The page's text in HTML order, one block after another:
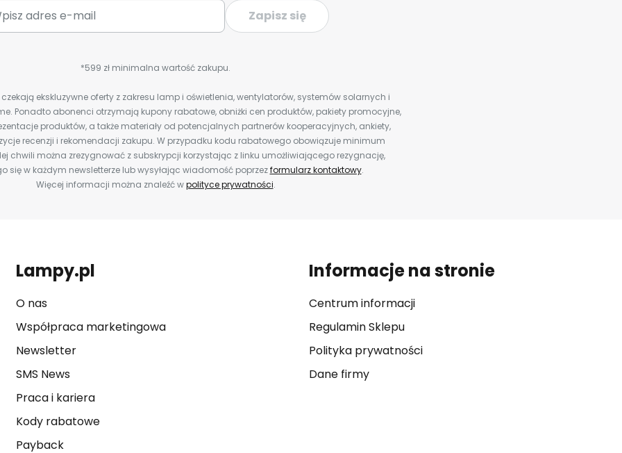
Zapisz się
*599 zł minimalna wartość zakupu.
ekskluzywne oferty z zakresu lamp i oświetlenia, wentylatorów, systemów solarnych i
Ponadto abonenci otrzymają kupony rabatowe, obniżki cen produktów, pakiety promocyjne,
produktów, a także materiały od potencjalnych partnerów kooperacyjnych, ankiety,
recenzji i rekomendacji zakupu. W przypadku kodu rabatowego obowiązuje minimum
chwili można zrezygnować z subskrypcji korzystając z linku umożliwiającego rezygnację,
się w każdym newsletterze lub wysyłając wiadomość poprzezformularz kontaktowy.
Więcej informacji można znaleźć wpolityce prywatności.
Lampy.pl
O nas
Współpraca marketingowa
Newsletter
SMS News
Praca i kariera
Kody rabatowe
Payback
Informacje na stronie
Centrum informacji
Regulamin Sklepu
Polityka prywatności
Dane firmy